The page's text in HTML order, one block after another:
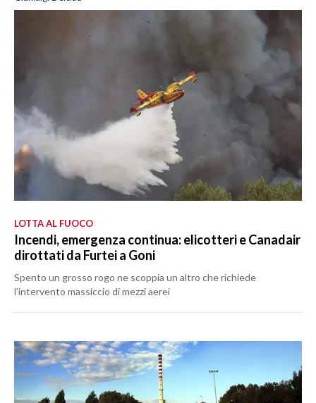
LOTTA AL FUOCO
Incendi, emergenza continua: elicotteri e Canadair
dirottati da Furtei a Goni
Spento un grosso rogo ne scoppia un altro che richiede
l’intervento massiccio di mezzi aerei